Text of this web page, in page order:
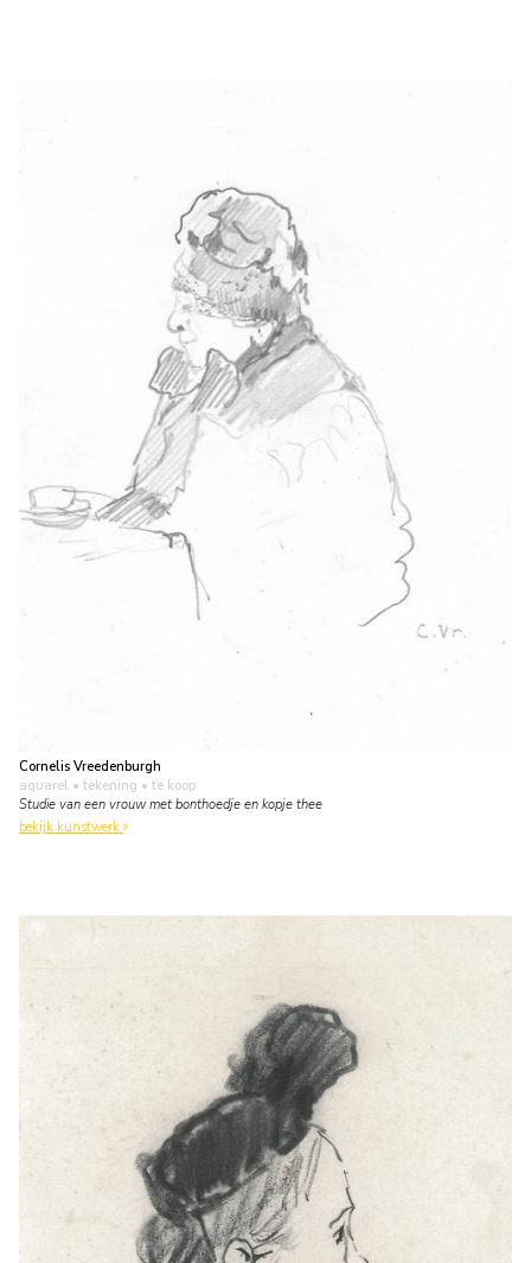
Cornelis Vreedenburgh
aquarel • tekening • te koop
Studie van een vrouw met bonthoedje en kopje thee
bekijk kunstwerk